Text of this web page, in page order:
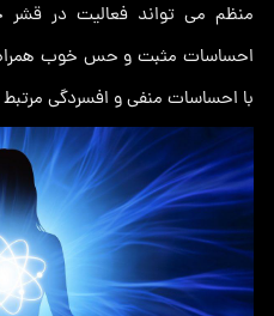
منظم می تواند فعالیت در قشر
احساسات مثبت و حس خوب همراه
با احساسات منفی و افسردگی